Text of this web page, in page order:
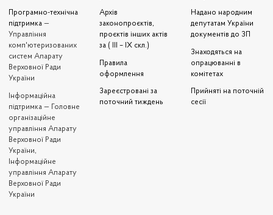
Програмно-технічна
підтримка —
Управління
комп'ютеризованих
систем Апарату
Верховної Ради
України
Iнформаційна
підтримка — Головне
організаційне
управління Апарату
Верховної Ради
України,
Інформаційне
управління Апарату
Верховної Ради
України
Архів
законопроєктів,
проєктів інших актів
за ( III – IX скл.)
Правила
оформлення
Зареєстровані за
поточний тиждень
Надано народним
депутатам України
документів до ЗП
Знаходяться на
опрацюванні в
комітетах
Прийняті на поточній
сесії